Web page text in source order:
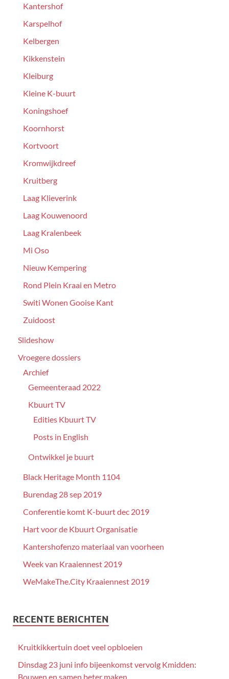
Kantershof
Karspelhof
Kelbergen
Kikkenstein
Kleiburg
Kleine K-buurt
Koningshoef
Koornhorst
Kortvoort
Kromwijkdreef
Kruitberg
Laag Klieverink
Laag Kouwenoord
Laag Kralenbeek
Mi Oso
Nieuw Kempering
Rond Plein Kraai en Metro
Switi Wonen Gooise Kant
Zuidoost
Slideshow
Vroegere dossiers
Archief
Gemeenteraad 2022
Kbuurt TV
Edities Kbuurt TV
Posts in English
Ontwikkel je buurt
Black Heritage Month 1104
Burendag 28 sep 2019
Conferentie komt K-buurt dec 2019
Hart voor de Kbuurt Organisatie
Kantershofenzo materiaal van voorheen
Week van Kraaiennest 2019
WeMakeThe.City Kraaiennest 2019
RECENTE BERICHTEN
Kruitkikkertuin doet veel opbloeien
Dinsdag 23 juni info bijeenkomst vervolg Kmidden:
Bouwen en samen beter maken